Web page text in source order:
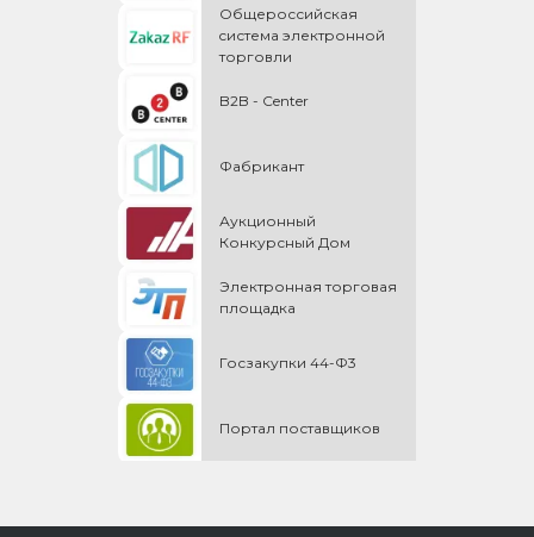
Общероссийская
cистема электронной
торговли
B2B - Center
Фабрикант
Аукционный
Конкурсный Дом
Электронная торговая
площадка
Госзакупки 44-Ф3
Портал поставщиков